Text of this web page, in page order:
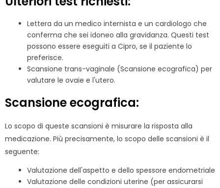
Lettera da un medico internista e un cardiologo che
conferma che sei idoneo alla gravidanza. Questi test
possono essere eseguiti a Cipro, se il paziente lo
preferisce.
Scansione trans-vaginale (Scansione ecografica) per
valutare le ovaie e l'utero.
Scansione ecografica:
Lo scopo di queste scansioni è misurare la risposta alla
medicazione. Più precisamente, lo scopo delle scansioni è il
seguente:
Valutazione dell'aspetto e dello spessore endometriale
Valutazione delle condizioni uterine (per assicurarsi